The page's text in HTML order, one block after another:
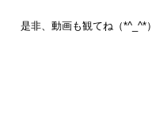
是非、動画も観てね（*^_^*）